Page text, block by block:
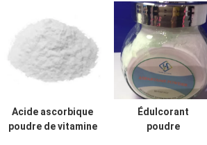
Acide ascorbique
poudre de vitamine
Édulcorant
poudre